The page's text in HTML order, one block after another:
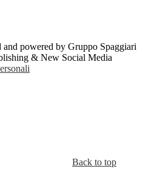
powered by Gruppo Spaggiari
& New Social Media
Back to top